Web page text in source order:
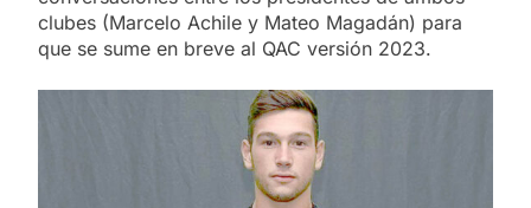
clubes (Marcelo Achile y Mateo Magadán) para
que se sume en breve al QAC versión 2023.